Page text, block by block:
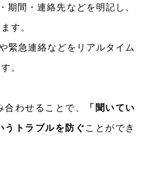
間・連絡先などを明記し、
す。
緊急連絡などをリアルタイム
。
わせることで、
「聞いてい
うトラブルを防ぐ ことができ